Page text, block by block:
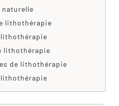
naturelle
lithothérapie
lithothérapie
de lithothérapie